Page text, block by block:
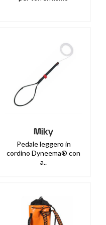
Miky
Pedale leggero in
cordino Dyneema® con
a..